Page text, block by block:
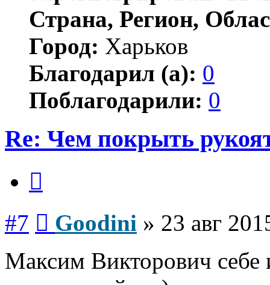
Страна, Регион,
Город: Харьков
Благодарил (а): 0
Поблагодарили: 0
Re: Чем покрыть
#7 Goodini » 23 авг
Максим Викторович себе